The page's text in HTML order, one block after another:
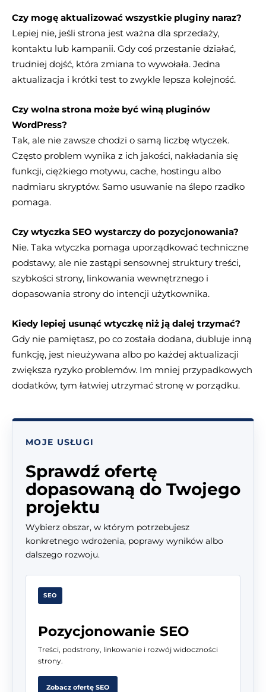
Czy mogę aktualizować wszystkie pluginy naraz?
Lepiej nie, jeśli strona jest ważna dla sprzedaży,
kontaktu lub kampanii. Gdy coś przestanie działać,
trudniej dojść, która zmiana to wywołała. Jedna
aktualizacja i krótki test to zwykle lepsza kolejność.
Czy wolna strona może być winą pluginów
WordPress?
Tak, ale nie zawsze chodzi o samą liczbę wtyczek.
Często problem wynika z ich jakości, nakładania się
funkcji, ciężkiego motywu, cache, hostingu albo
nadmiaru skryptów. Samo usuwanie na ślepo rzadko
pomaga.
Czy wtyczka SEO wystarczy do pozycjonowania?
Nie. Taka wtyczka pomaga uporządkować techniczne
podstawy, ale nie zastąpi sensownej struktury treści,
szybkości strony, linkowania wewnętrznego i
dopasowania strony do intencji użytkownika.
Kiedy lepiej usunąć wtyczkę niż ją dalej trzymać?
Gdy nie pamiętasz, po co została dodana, dubluje inną
funkcję, jest nieużywana albo po każdej aktualizacji
zwiększa ryzyko problemów. Im mniej przypadkowych
dodatków, tym łatwiej utrzymać stronę w porządku.
MOJE USŁUGI
Sprawdź ofertę
dopasowaną do Twojego
projektu
Wybierz obszar, w którym potrzebujesz
konkretnego wdrożenia, poprawy wyników albo
dalszego rozwoju.
SEO
Pozycjonowanie SEO
Treści, podstrony, linkowanie i rozwój widoczności
strony.
Zobacz ofertę SEO